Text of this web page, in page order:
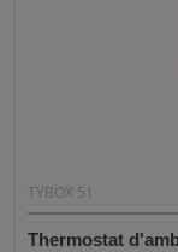
TYBOX 51
Thermostat